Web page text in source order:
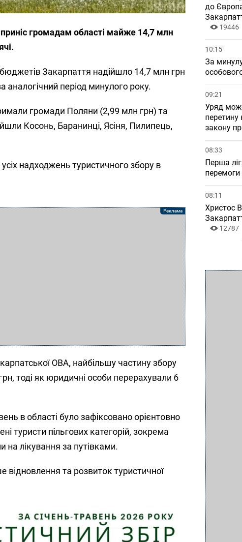
приніс громадам області майже 14,7 млн
Закарпаття надійшло 14,7 млн грн
аналогічний період минулого року.
громади Поляни (2,99 млн грн) та
Косонь, Баранинці, Ясіня, Пилипець,
надходжень туристичного збору в
ОВА, найбільшу частину збору
тоді як юридичні особи перерахували 6
в області було зафіксовано орієнтовно
туристи пільгових категорій, зокрема
на лікування за путівками.
та розвиток туристичної
до
19446
10:15
За
09:21
Уряд
перетину
закону
08:33
Перша
08:11
Христос
12787